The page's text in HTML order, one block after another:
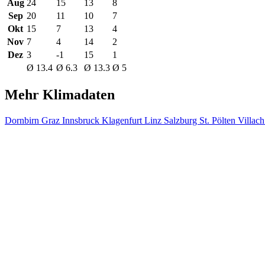
Aug 24 15 13
8
Sep 20 11 10
7
Okt 15 7 13
4
Nov 7 4 14
2
Dez 3 -1 15
1
Ø 13.4 Ø 6.3 Ø 13.3 Ø 5
Mehr Klimadaten
Dornbirn Graz Innsbruck Klagenfurt Linz Salzburg St. Pölten Villach